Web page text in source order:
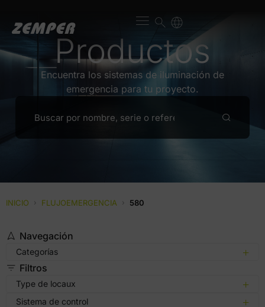
Productos
Encuentra los sistemas de iluminación de
emergencia para tu proyecto.
INICIO › FLUJOEMERGENCIA › 580
Navegación
Categorías
Filtros
Type de locaux
Sistema de control